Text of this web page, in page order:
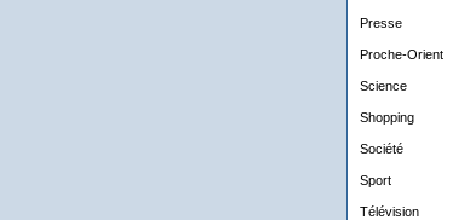
Presse
Proche-Orient
Science
Shopping
Société
Sport
Télévision